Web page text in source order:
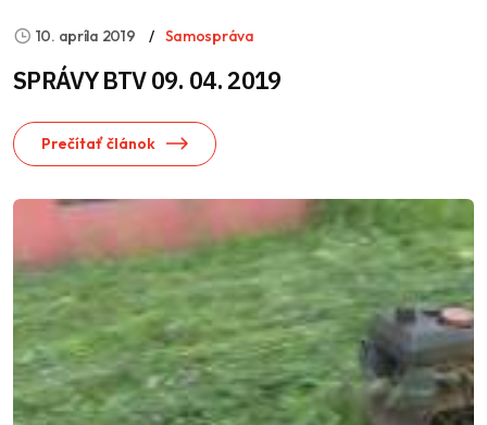
10. apríla 2019 Samospráva
SPRÁVY BTV 09. 04. 2019
Prečítať článok